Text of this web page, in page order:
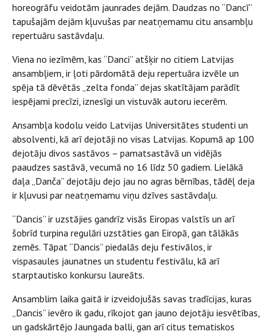
horeogrāfu veidotām jaunrades dejām. Daudzas no “Dancī”
tapušajām dejām kļuvušas par neatņemamu citu ansambļu
repertuāru sastāvdaļu.
Viena no iezīmēm, kas “Danci” atšķir no citiem Latvijas
ansambļiem, ir ļoti pārdomātā deju repertuāra izvēle un
spēja tā dēvētās „zelta fonda” dejas skatītājam parādīt
iespējami precīzi, iznesīgi un vistuvāk autoru iecerēm.
Ansambļa kodolu veido Latvijas Universitātes studenti un
absolventi, kā arī dejotāji no visas Latvijas. Kopumā ap 100
dejotāju divos sastāvos – pamatsastāvā un vidējās
paaudzes sastāvā, vecumā no 16 līdz 50 gadiem. Lielākā
daļa „Danča” dejotāju dejo jau no agras bērnības, tādēļ deja
ir kļuvusi par neatņemamu viņu dzīves sastāvdaļu.
“Dancis” ir uzstājies gandrīz visās Eiropas valstīs un arī
šobrīd turpina regulāri uzstāties gan Eiropā, gan tālākās
zemēs. Tāpat “Dancis” piedalās deju festivālos, ir
vispasaules jaunatnes un studentu festivālu, kā arī
starptautisko konkursu laureāts.
Ansamblim laika gaitā ir izveidojušās savas tradīcijas, kuras
„Dancis” ievēro ik gadu, rīkojot gan jauno dejotāju iesvētības,
un gadskārtējo Jaungada balli, gan arī citus tematiskos